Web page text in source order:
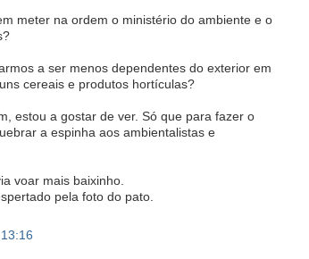
meter na ordem o ministério do ambiente e o
a ser menos dependentes do exterior em
cereais e produtos hortículas?
estou a gostar de ver. Só que para fazer o
a espinha aos ambientalistas e
voar mais baixinho.
pela foto do pato.